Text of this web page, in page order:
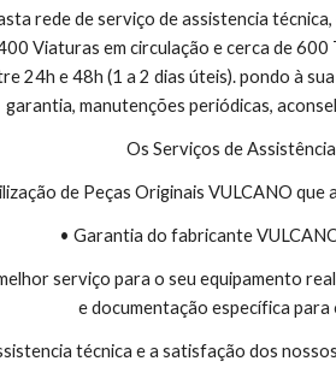
rede de serviço de assistencia
Viaturas em circulação e cerca de
24h e 48h (1 a 2 dias úteis). pondo à
garantia, manutenções periódicas,
Os Serviços de
de Peças Originais VULCANO
• Garantia do fabricante
serviço para o seu equipamento
e documentação específica
técnica e a satisfação dos